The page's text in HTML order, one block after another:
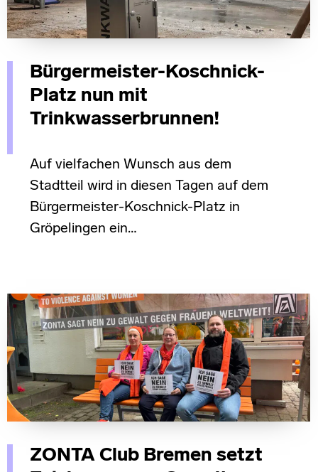
Bürgermeister-Koschnick-
Platz nun mit
Trinkwasserbrunnen!
Auf vielfachen Wunsch aus dem
Stadtteil wird in diesen Tagen auf dem
Bürgermeister-Koschnick-Platz in
Gröpelingen ein…
ZONTA Club Bremen setzt